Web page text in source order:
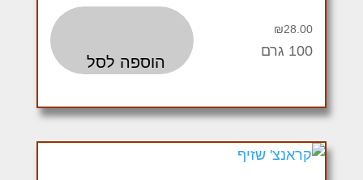
₪28.00
הוספה לסל
100 גרם